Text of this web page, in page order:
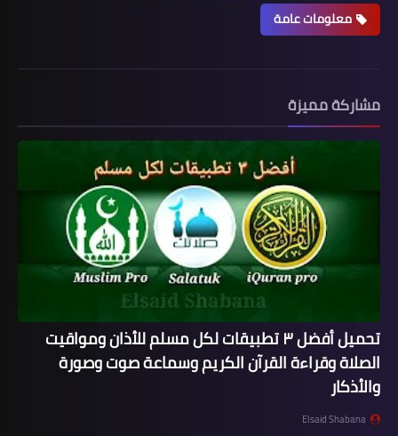
معلومات عامة
مشاركة مميزة
تحميل أفضل ٣ تطبيقات لكل مسلم للأذان ومواقيت
الصلاة وقراءة القرآن الكريم وسماعة صوت وصورة
والأذكار
Elsaid Shabana